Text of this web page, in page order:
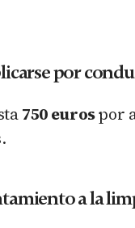
por
750 eurospor
a la